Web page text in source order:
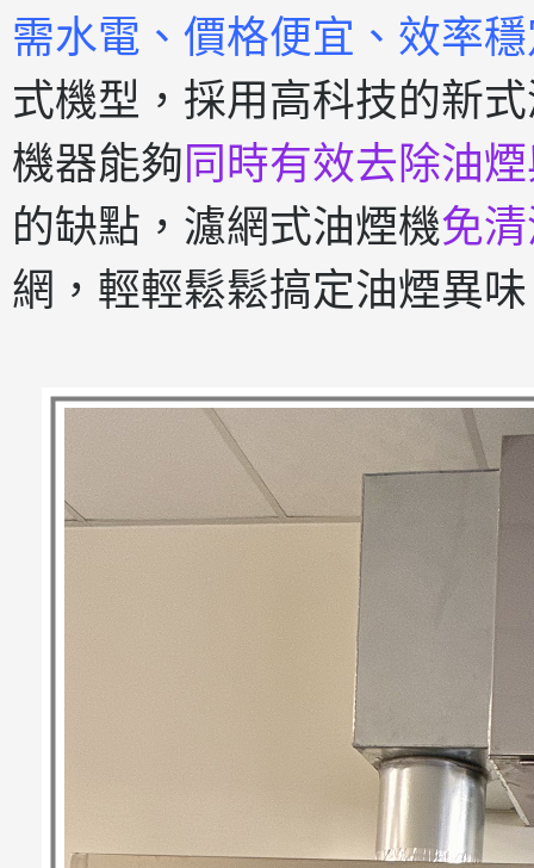
需水電、價格便宜、效率
式機型，採用高科技的新
機器能夠 同時有效去除油
的缺點，濾網式油煙機免
網，輕輕鬆鬆搞定油煙異